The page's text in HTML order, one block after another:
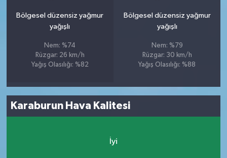
Bölgesel düzensiz yağmur
yağışlı
Nem: %74
Rüzgar: 26 km/h
Yağış Olasılığı: %82
Bölgesel düzensiz yağmur
yağışlı
Nem: %79
Rüzgar: 30 km/h
Yağış Olasılığı: %88
Karaburun Hava Kalitesi
İyi